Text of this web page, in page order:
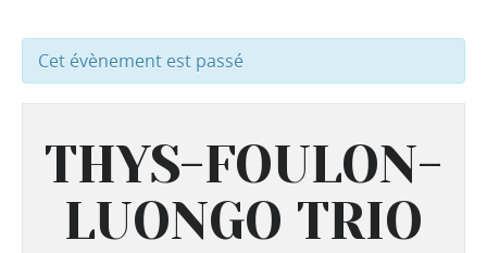
Cet évènement est passé
THYS-FOULON-
LUONGO TRIO